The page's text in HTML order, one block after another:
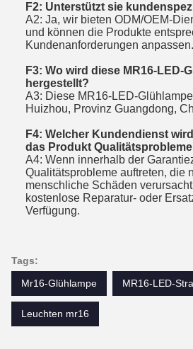
F2: Unterstützt sie
A2: Ja, wir bieten ODM/OEM-
und können die Produkte
Kundenanforderungen anpassen.
F3: Wo wird diese MR16-LED-
hergestellt?
A3: Diese MR16-LED-
Huizhou, Provinz Guangdong,
F4: Welcher Kundendienst
das Produkt
A4: Wenn innerhalb der
Qualitätsprobleme auftreten, die
menschliche Schäden
kostenlose Reparatur- oder
Verfügung.
Tags:
Mr16-Glühlampe
MR16-LED-
Leuchten mr16